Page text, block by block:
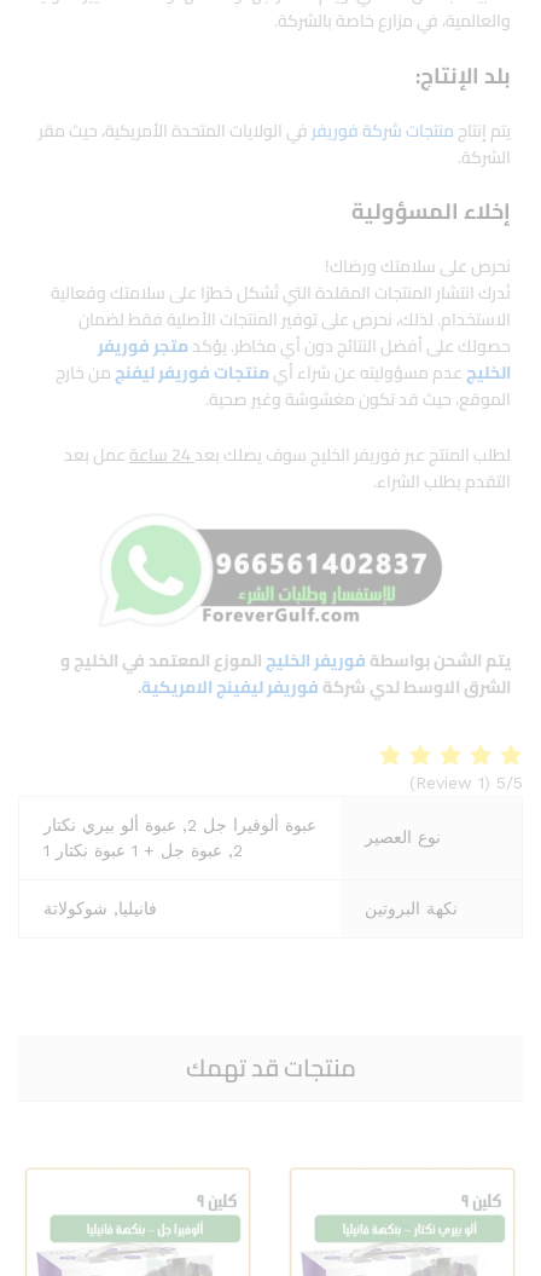
والعالمية، في مزارع خاصة بالشركة.
بلد الإنتاج:
يتم إنتاجمنتجات شركة فوريفر في الولايات المتحدة الأمريكية، حيث مقر
الشركة.
إخلاء المسؤولية
نحرص على سلامتك ورضاك!
نُدرك انتشار المنتجات المقلدة التي تُشكل خطرًا على سلامتك وفعالية
الاستخدام. لذلك، نحرص على توفير المنتجات الأصلية فقط لضمان
حصولك على أفضل النتائج دون أي مخاطر. يؤكدمتجر فوريفر
الخليجعدم مسؤوليته عن شراء أيمنتجات فوريفر ليفنجمن خارج
الموقع، حيث قد تكون مغشوشة وغير صحية.
لطلب المنتج عبر فوريفر الخليج سوف يصلك بعد24 ساعة
عمل بعد
التقدم بطلب الشراء.
يتم الشحن بواسطةفوريفر الخليجالموزع المعتمد في الخليج و
الشرق الاوسط لدي شركةفوريفر ليفينج الامريكية.
5/5
(1 Review)
نوع العصير
عبوة ألوفيرا جل 2, عبوة ألو بيري نكتار
2, عبوة جل + 1 عبوة نكتار 1
نكهة البروتين فانيليا, شوكولاتة
منتجات قد تهمك